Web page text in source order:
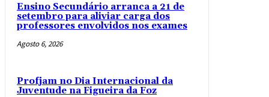
Ensino Secundário arranca a 21 de
setembro para aliviar carga dos
professores envolvidos nos exames
Agosto 6, 2026
Profjam no Dia Internacional da
Juventude na Figueira da Foz